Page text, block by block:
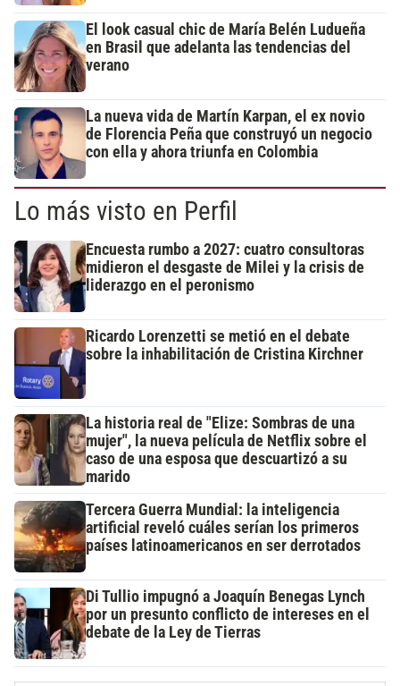
El look casual chic de María Belén Ludueña
en Brasil que adelanta las tendencias del
verano
La nueva vida de Martín Karpan, el ex novio
de Florencia Peña que construyó un negocio
con ella y ahora triunfa en Colombia
Lo más visto en Perfil
Encuesta rumbo a 2027: cuatro consultoras
midieron el desgaste de Milei y la crisis de
liderazgo en el peronismo
Ricardo Lorenzetti se metió en el debate
sobre la inhabilitación de Cristina Kirchner
La historia real de "Elize: Sombras de una
mujer", la nueva película de Netflix sobre el
caso de una esposa que descuartizó a su
marido
Tercera Guerra Mundial: la inteligencia
artificial reveló cuáles serían los primeros
países latinoamericanos en ser derrotados
Di Tullio impugnó a Joaquín Benegas Lynch
por un presunto conflicto de intereses en el
debate de la Ley de Tierras